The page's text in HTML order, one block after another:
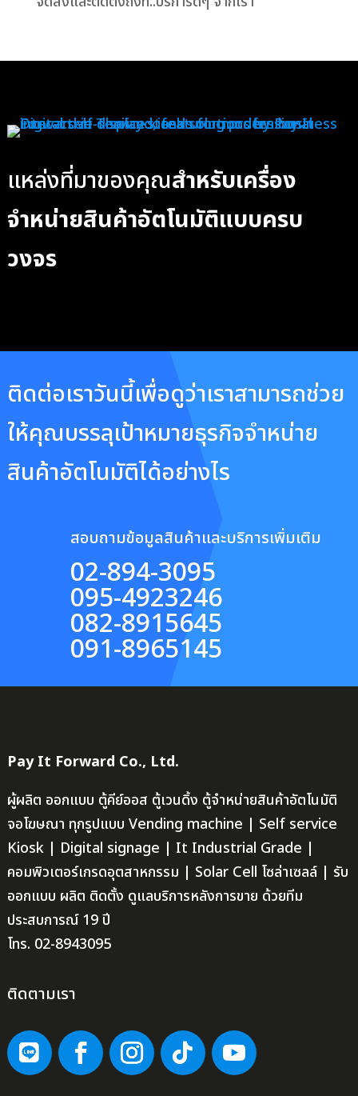
แหล่งที่มาของคุณสำหรับเครื่อง
จำหน่ายสินค้าอัตโนมัติแบบครบ
วงจร
ติดต่อเราวันนี้เพื่อดูว่าเราสามารถช่วย
ให้คุณบรรลุเป้าหมายธุรกิจจำหน่าย
สินค้าอัตโนมัติได้อย่างไร
สอบถามข้อมูลสินค้าและบริการเพิ่มเติม
02-894-3095
095-4923246
082-8915645
091-8965145
Pay It Forward Co., Ltd.
ผู้ผลิต ออกแบบ ตู้คีย์ออส ตู้เวนดิ้ง ตู้จำหน่ายสินค้าอัตโนมัติ
จอโฆษณา ทุกรูปแบบ Vending machine | Self service
Kiosk | Digital signage | It Industrial Grade |
คอมพิวเตอร์เกรดอุตสาหกรรม | Solar Cell โซล่าเซลล์ | รับ
ออกแบบ ผลิต ติดตั้ง ดูแลบริการหลังการขาย ด้วยทีม
ประสบการณ์ 19 ปี
โทร. 02-8943095
ติดตามเรา